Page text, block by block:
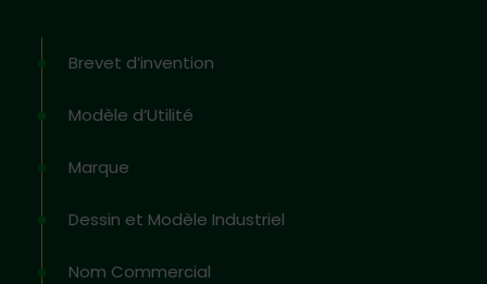
Brevet d’invention
Modèle d’Utilité
Marque
Dessin et Modèle Industriel
Nom Commercial